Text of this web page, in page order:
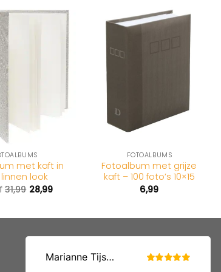
met kaft in
look
31,99 28,99
FOTOALBUMS
Fotoalbum met grijze
kaft – 100 foto’s 10×15
6,99